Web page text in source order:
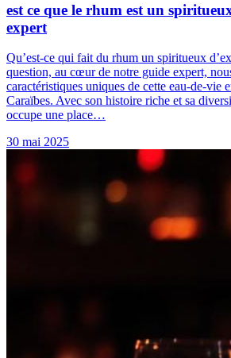
est ce que le rhum est un
expert
Qu’est-ce qui fait du rhum un spiritueux
question, au cœur de notre guide expert,
caractéristiques uniques de cette eau-de-vie
Caraïbes. Avec son histoire riche et sa
occupe une place…
30 mai 2025